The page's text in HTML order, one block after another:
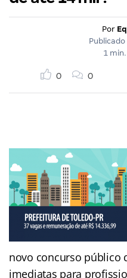
Por
Publicado
1
0 0
novo concurso público
imediatas para